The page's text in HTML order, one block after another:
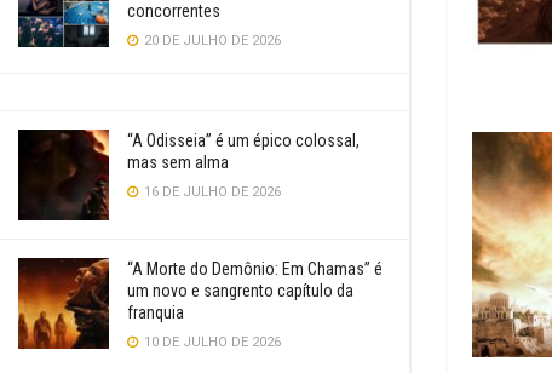
concorrentes
20 DE JULHO DE 2026
“A Odisseia” é um épico colossal,
mas sem alma
16 DE JULHO DE 2026
“A Morte do Demônio: Em Chamas” é
um novo e sangrento capítulo da
franquia
10 DE JULHO DE 2026